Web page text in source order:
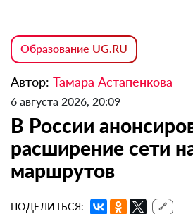
Образование UG.RU
Автор: Тамара Астапенкова
6 августа 2026, 20:09
В России
расширение сети
маршрутов
ПОДЕЛИТЬСЯ: 🔗